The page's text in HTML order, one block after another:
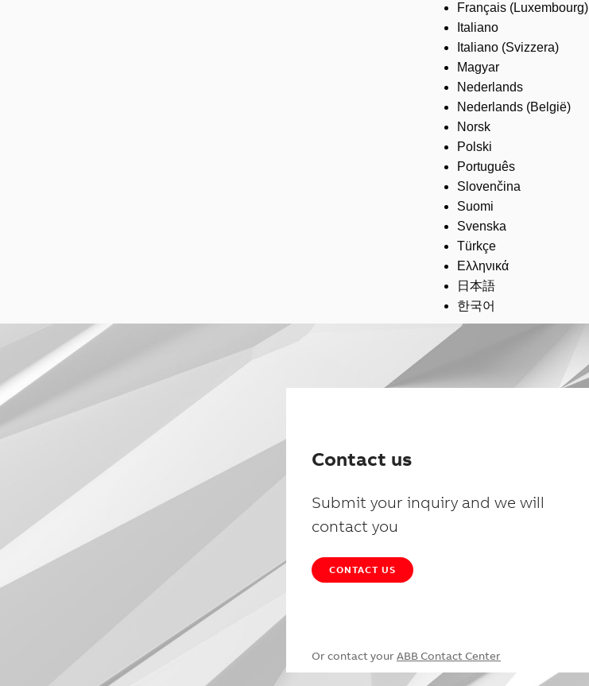
Français (Luxembourg)
Italiano
Italiano (Svizzera)
Magyar
Nederlands
Nederlands (België)
Norsk
Polski
Português
Slovenčina
Suomi
Svenska
Türkçe
Ελληνικά
日本語
한국어
Contact us
Submit your inquiry and we will
contact you
CONTACT US
Or contact your ABB Contact Center